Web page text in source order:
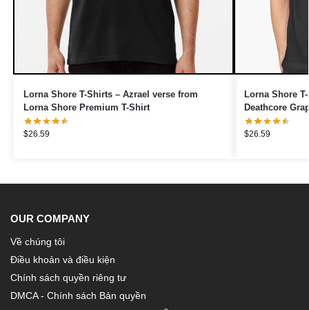
Lorna Shore T-Shirts – Azrael verse from
Lorna Shore Premium T-Shirt
$26.59
Lorna Shore
Deathcore
$26.59
OUR COMPANY
Về chúng tôi
Điều khoản và điều kiện
Chính sách quyền riêng tư
DMCA - Chính sách Bản quyền